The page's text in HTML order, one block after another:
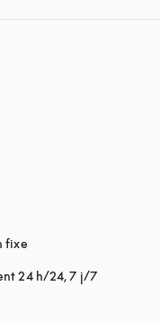
fixe
24 h/24, 7 j/7s’ouvre